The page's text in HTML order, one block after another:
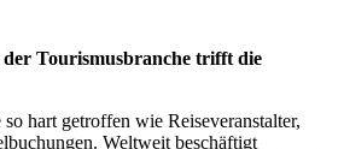
der Tourismusbranche trifft die
hart getroffen wie Reiseveranstalter,
Weltweit beschäftigt